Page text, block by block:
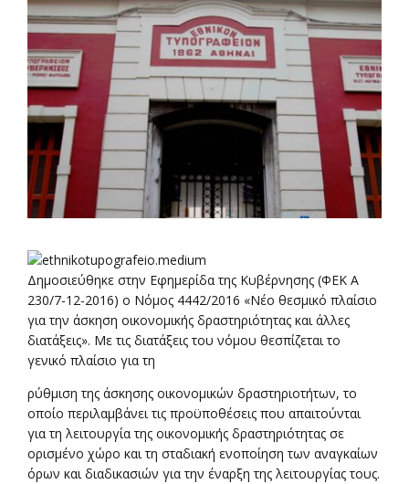
Δημοσιεύθηκε στην Εφημερίδα της Κυβέρνησης (ΦΕΚ Α
230/7-12-2016) ο Νόμος 4442/2016 «Νέο θεσμικό πλαίσιο
για την άσκηση οικονομικής δραστηριότητας και άλλες
διατάξεις». Με τις διατάξεις του νόμου θεσπίζεται το
γενικό πλαίσιο για τη
ρύθμιση της άσκησης οικονομικών δραστηριοτήτων, το
οποίο περιλαμβάνει τις προϋποθέσεις που απαιτούνται
για τη λειτουργία της οικονομικής δραστηριότητας σε
ορισμένο χώρο και τη σταδιακή ενοποίηση των αναγκαίων
όρων και διαδικασιών για την έναρξη της λειτουργίας τους.